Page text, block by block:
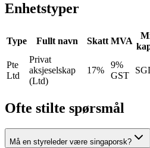
Enhetstyper
Type Fullt navn Skatt MVA
Pte
Ltd
Privat
aksjeselskap
(Ltd)
17%
9%
GST
Ofte stilte spørsmål
Må en styreleder være singaporsk?